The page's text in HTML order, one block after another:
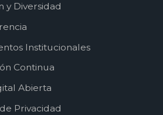
y Diversidad
Institucionales
Continua
Abierta
Privacidad